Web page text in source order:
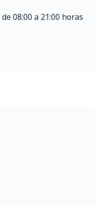
08:00 a 21:00 horas